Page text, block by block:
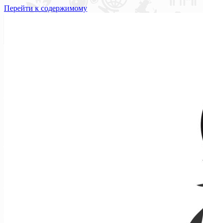
Перейти к содержимому